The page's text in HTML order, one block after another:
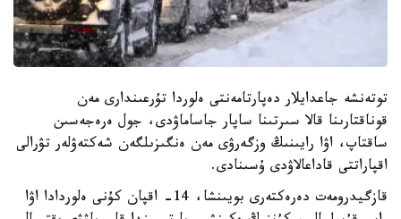
توتەنشە جاعدايلار دەپارتامەنتى ەلوردا تۇرعىندارى مەن
قوناقتارىنا قالا سىرتىنا ساپار جاساماۋدى، جول ەرەجەسىن
ساقتاپ، اۋا رايىنىڭ وزگەرۋى مەن ەنگىزىلگەن شەكتەۋلەر تۋرالى
اقپاراتتى قاداعالاۋدى ۇسىنادى.
قازگيدرومەت دەرەكتەرى بويىنشا، 14- اقپان كۇنى ەلوردادا اۋا